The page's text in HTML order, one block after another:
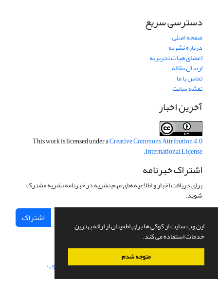
این وب سایت از کوکی ها برای اطمینان از ارائه بهترین
خدمات استفاده می کند.
متوجه شدم
دسترسی سریع
صفحه اصلی
درباره نشریه
اعضای هیات تحریریه
ارسال مقاله
تماس با ما
نقشه سایت
آخرین اخبار
This work is licensed under aCreative Commons Attribution 4.0
International License
.
اشتراک خبرنامه
برای دریافت اخبار و اطلاعیه های مهم نشریه در خبرنامه نشریه مشترک
شوید.
اشتراک
سامانه مدیریت نشریات علمی.طراحی و پیاده سازی از سیناوب